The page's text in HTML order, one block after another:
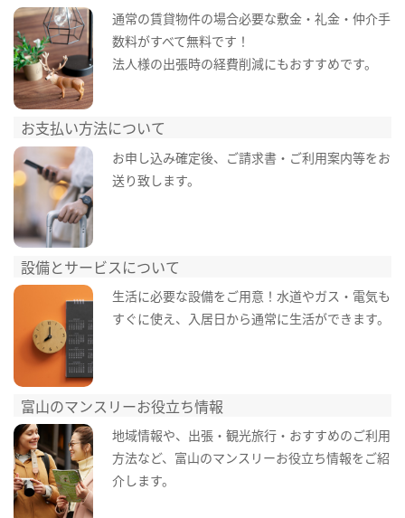
通常の賃貸物件の場合必要な敷金・礼金・仲介手
数料がすべて無料です！
法人様の出張時の経費削減にもおすすめです。
お支払い方法について
お申し込み確定後、ご請求書・ご利用案内等をお
送り致します。
設備とサービスについて
生活に必要な設備をご用意！水道やガス・電気も
すぐに使え、入居日から通常に生活ができます。
富山のマンスリーお役立ち情報
地域情報や、出張・観光旅行・おすすめのご利用
方法など、富山のマンスリーお役立ち情報をご紹
介します。